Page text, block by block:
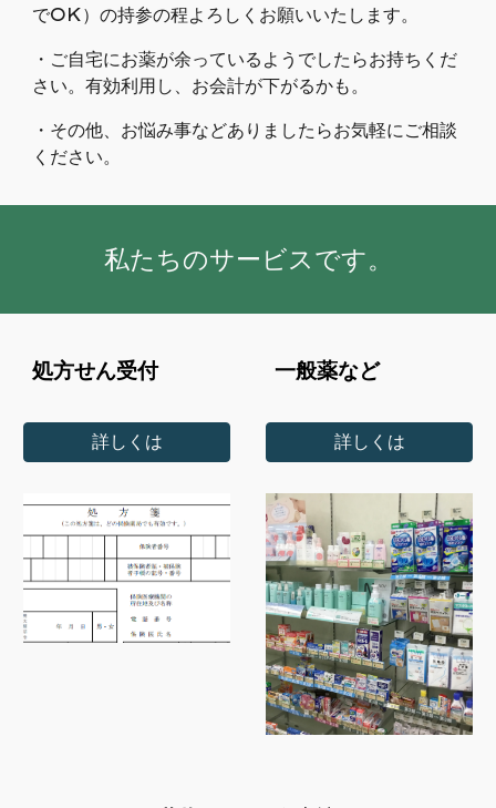
でOK）の持参の程よろしくお願いいたします。
・ご自宅にお薬が余っているようでしたらお持ちくだ
さい。有効利用し、お会計が下がるかも。
・その他、お悩み事などありましたらお気軽にご相談
ください。
私たちのサービスです。
処方せん受付
詳しくは
一般薬など
詳しくは